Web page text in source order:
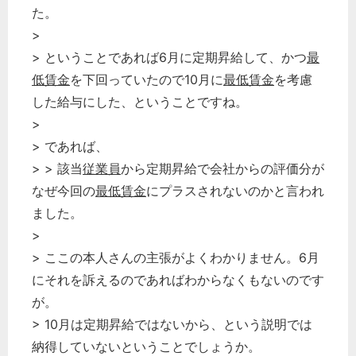
た。
>
> ということであれば6月に定期昇給して、かつ最
低賃金を下回っていたので10月に最低賃金を考慮
した給与にした、ということですね。
>
> であれば、
> > 該当従業員から定期昇給で会社からの評価分が
なぜ今回の最低賃金にプラスされないのかと言われ
ました。
>
> ここの本人さんの主張がよくわかりません。6月
にそれを訴えるのであればわからなくもないのです
が。
> 10月は定期昇給ではないから、という説明では
納得していないということでしょうか。